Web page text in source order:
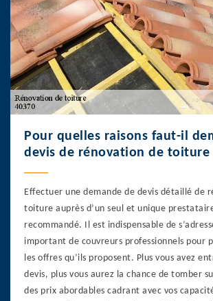
Pour quelles raisons faut-il
devis de rénovation de toiture
Effectuer une demande de devis détaillé de
toiture auprès d’un seul et unique
recommandé. Il est indispensable de
important de couvreurs professionnels pour
les offres qu’ils proposent. Plus vous avez
devis, plus vous aurez la chance de tomber
des prix abordables cadrant avec vos